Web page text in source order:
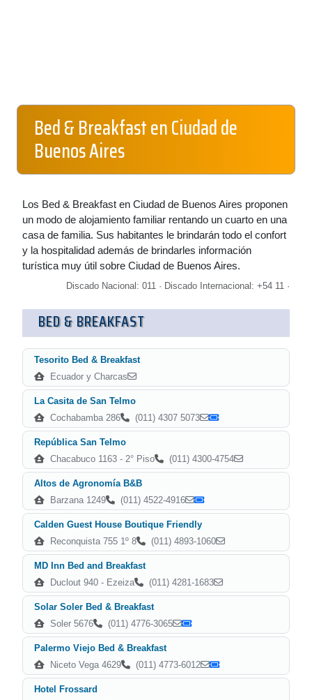
Bed & Breakfast en Ciudad de
Buenos Aires
Los Bed & Breakfast en Ciudad de Buenos Aires proponen
un modo de alojamiento familiar rentando un cuarto en una
casa de familia. Sus habitantes le brindarán todo el confort
y la hospitalidad además de brindarles información
turística muy útil sobre Ciudad de Buenos Aires.
Discado Nacional: 011 · Discado Internacional: +54 11 ·
BED & BREAKFAST
Tesorito Bed & Breakfast
Ecuador y Charcas
La Casita de San Telmo
Cochabamba 286
(011) 4307 5073
República San Telmo
Chacabuco 1163 - 2° Piso
(011) 4300-4754
Altos de Agronomía B&B
Barzana 1249
(011) 4522-4916
Calden Guest House Boutique Friendly
Reconquista 755 1º 8
(011) 4893-1060
MD Inn Bed and Breakfast
Duclout 940 - Ezeiza
(011) 4281-1683
Solar Soler Bed & Breakfast
Soler 5676
(011) 4776-3065
Palermo Viejo Bed & Breakfast
Niceto Vega 4629
(011) 4773-6012
Hotel Frossard